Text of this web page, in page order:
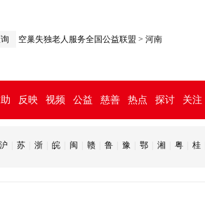
空巢失独老人服务全国公益联盟 > 河南
反映 视频 公益 慈善 热点 探讨 关注
沪 苏 浙 皖 闽 赣 鲁 豫 鄂 湘 粤 桂